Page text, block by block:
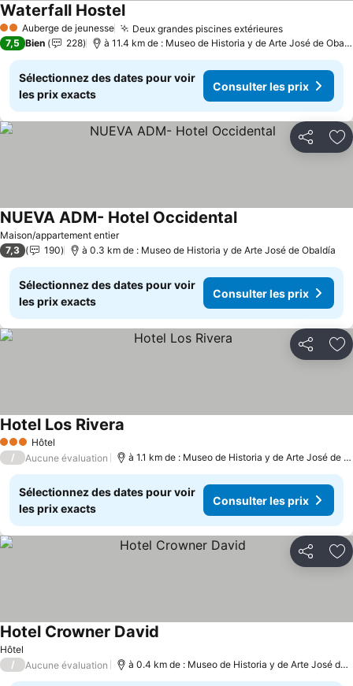
2 ÉtoilesAuberge de jeunesse Deux grandes piscines extérieuresConsulter
Waterfall HostelConsulter les prix
7,5 Bien 228 à 11.4 km de : Museo de Historia y de Arte José de
Sélectionnez des dates pour voir
les prix exacts
Consulter les prix
Partager
Maison/appartement entier
NUEVA ADM- Hotel OccidentalConsulter les prix
7,3 190 à 0.3 km de : Museo de Historia y de Arte José de Obaldía
Sélectionnez des dates pour voir
les prix exacts
Consulter les prix
Partager
3 ÉtoilesHôtel
Hotel Los Rivera
/ Aucune évaluation à 1.1 km de : Museo de Historia y de Arte José de
Sélectionnez des dates pour voir
les prix exacts
Consulter les prix
Partager
Hôtel
Hotel Crowner David
/ Aucune évaluation à 0.4 km de : Museo de Historia y de Arte José de